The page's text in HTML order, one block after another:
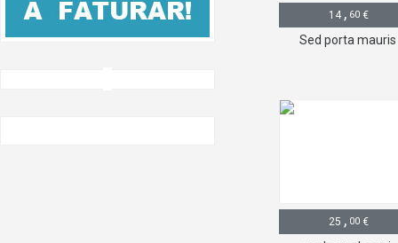
14 , 60 €
Sed porta mauris
25 , 00 €